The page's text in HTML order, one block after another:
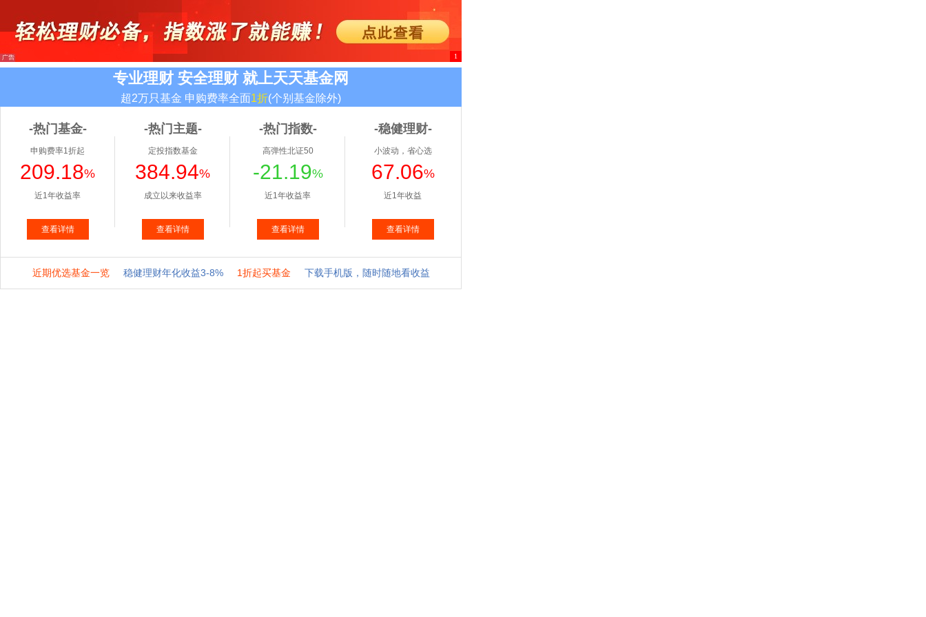
1
专业理财 安全理财 就上天天基金网
超2万只基金 申购费率全面1折(个别基金除外)
-热门基金-
申购费率1折起
209.18%
近1年收益率
查看详情
-热门主题-
定投指数基金
384.94%
成立以来收益率
查看详情
-热门指数-
高弹性北证50
-21.19%
近1年收益率
查看详情
-稳健理财-
小波动，省心选
67.06%
近1年收益
查看详情
近期优选基金一览 稳健理财年化收益3-8% 1折起买基金 下载手机版，随时随地看收益